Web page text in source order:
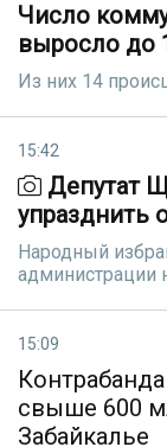
Число
выросло до
Из них 14
15:42
Депутат
упразднить
Народный
администрации
15:09
свыше 600
Забайкалье